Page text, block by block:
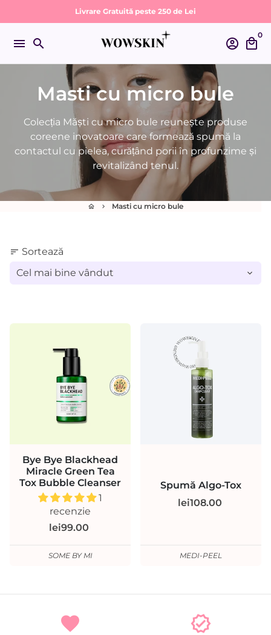
la
conținut
Livrare Gratuită peste 250 de Lei
menu search account_circle local_mall
0
Masti cu micro bule
Colecția Măști cu micro bule reunește produse
coreene inovatoare care formează spumă la
contactul cu pielea, curățând porii în profunzime și
revitalizând tenul.
home keyboard_arrow_right Masti cu micro bule
sort Sortează
Bye Bye Blackhead
Miracle Green Tea
Tox Bubble Cleanser
1
recenzie
lei99.00
SOME BY MI
Spumă Algo-Tox
lei108.00
MEDI-PEEL
favorite verified